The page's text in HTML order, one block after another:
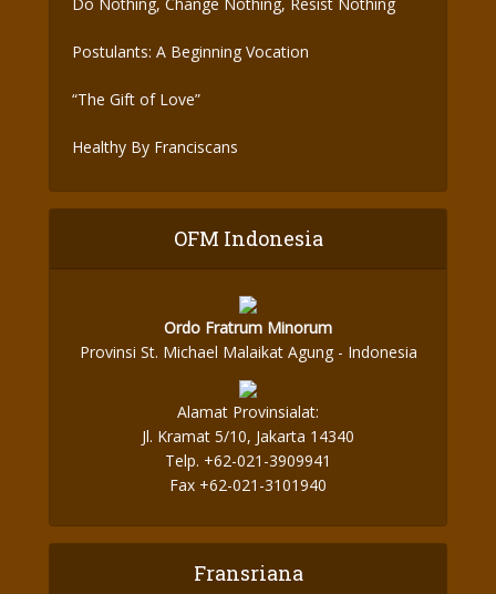
Postulants: A Beginning Vocation
“The Gift of Love”
Healthy By Franciscans
OFM Indonesia
Ordo Fratrum Minorum
Provinsi St. Michael Malaikat Agung - Indonesia
Alamat Provinsialat:
Jl. Kramat 5/10, Jakarta 14340
Telp. +62-021-3909941
Fax +62-021-3101940
Fransriana